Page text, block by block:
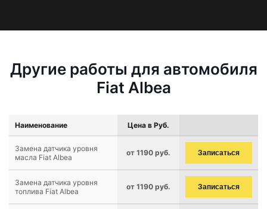
Другие работы для автомобиля
Fiat Albea
Наименование Цена в Руб.
Замена датчика уровня
масла Fiat Albea
от 1190 руб. Записаться
Замена датчика уровня
топлива Fiat Albea
от 1190 руб. Записаться